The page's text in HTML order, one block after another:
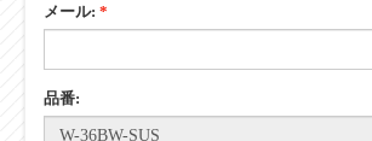
メール: *
品番: